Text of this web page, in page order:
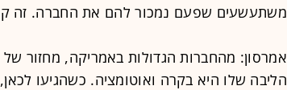
משתעשעים שפעם נמכור להם את החברה. זה קרה
הליבה שלו היא בקרה ואוטומציה. כשהגיעו